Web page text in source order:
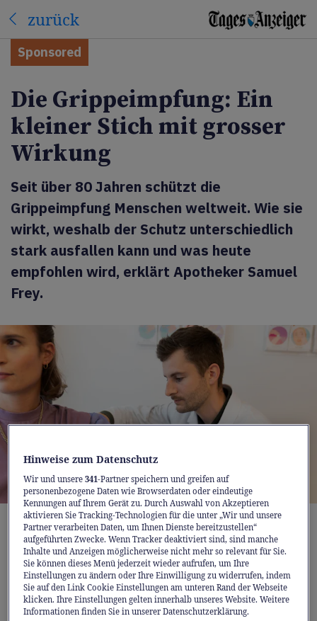
zurück
Sponsored
Die Grippeimpfung: Ein
kleiner Stich mit grosser
Wirkung
Seit über 80 Jahren schützt die
Grippeimpfung Menschen weltweit. Wie sie
wirkt, weshalb der Schutz unterschiedlich
stark ausfallen kann und was heute
empfohlen wird, erklärt Apotheker Samuel
Frey.
Grippeimpfung in den Rotpunkt Apotheken
Die Geschichte der Grippeimpfung
reicht weit zurück
Bereits Anfang der 1940er-Jahre wurde in den
Hinweise zum Datenschutz
Wir und unsere341-Partner speichern und greifen auf
personenbezogene Daten wie Browserdaten oder eindeutige
Kennungen auf Ihrem Gerät zu. Durch Auswahl von Akzeptieren
aktivieren Sie Tracking-Technologien für die unter „Wir und unsere
Partner verarbeiten Daten, um Ihnen Dienste bereitzustellen“
aufgeführten Zwecke. Wenn Tracker deaktiviert sind, sind manche
Inhalte und Anzeigen möglicherweise nicht mehr so relevant für Sie.
Sie können dieses Menü jederzeit wieder aufrufen, um Ihre
Einstellungen zu ändern oder Ihre Einwilligung zu widerrufen, indem
Sie auf den Link Cookie Einstellungen am unteren Rand der Webseite
klicken. Ihre Einstellungen gelten innerhalb unseres Website. Weitere
Informationen finden Sie in unserer Datenschutzerklärung.